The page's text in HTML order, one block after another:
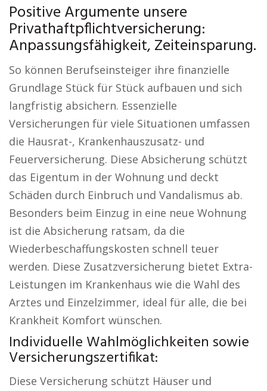
Positive Argumente unsere
Privathaftpflichtversicherung:
Anpassungsfähigkeit, Zeiteinsparung.
So können Berufseinsteiger ihre finanzielle
Grundlage Stück für Stück aufbauen und sich
langfristig absichern. Essenzielle
Versicherungen für viele Situationen umfassen
die Hausrat-, Krankenhauszusatz- und
Feuerversicherung. Diese Absicherung schützt
das Eigentum in der Wohnung und deckt
Schäden durch Einbruch und Vandalismus ab.
Besonders beim Einzug in eine neue Wohnung
ist die Absicherung ratsam, da die
Wiederbeschaffungskosten schnell teuer
werden. Diese Zusatzversicherung bietet Extra-
Leistungen im Krankenhaus wie die Wahl des
Arztes und Einzelzimmer, ideal für alle, die bei
Krankheit Komfort wünschen.
Individuelle Wahlmöglichkeiten sowie
Versicherungszertifikat:
Diese Versicherung schützt Häuser und